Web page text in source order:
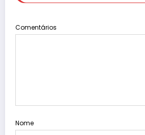
Comentários
Nome